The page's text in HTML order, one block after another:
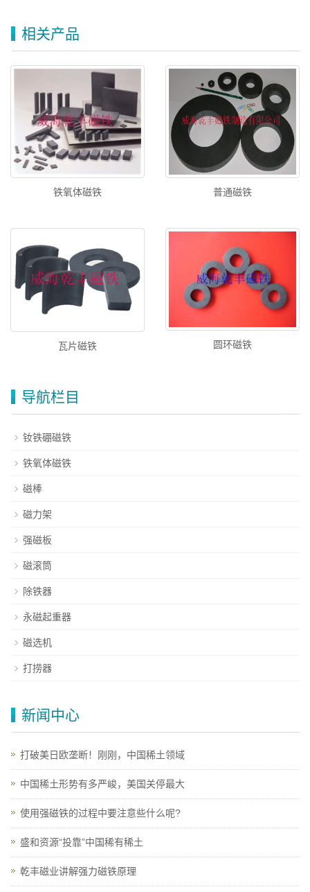
相关产品
铁氧体磁铁 普通磁铁
瓦片磁铁 圆环磁铁
导航栏目
钕铁硼磁铁
铁氧体磁铁
磁棒
磁力架
强磁板
磁滚筒
除铁器
永磁起重器
磁选机
打捞器
新闻中心
打破美日欧垄断！刚刚，中国稀土领域
中国稀土形势有多严峻，美国关停最大
使用强磁铁的过程中要注意些什么呢?
盛和资源“投靠”中国稀有稀土
乾丰磁业讲解强力磁铁原理